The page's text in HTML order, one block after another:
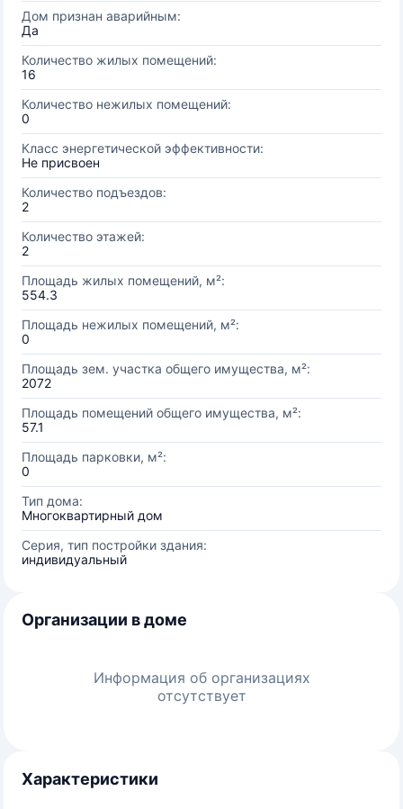
Дом признан аварийным:
Да
Количество жилых помещений:
16
Количество нежилых помещений:
0
Класс энергетической эффективности:
Не присвоен
Количество подъездов:
2
Количество этажей:
2
Площадь жилых помещений, м²:
554.3
Площадь нежилых помещений, м²:
0
Площадь зем. участка общего имущества, м²:
2072
Площадь помещений общего имущества, м²:
57.1
Площадь парковки, м²:
0
Тип дома:
Многоквартирный дом
Серия, тип постройки здания:
индивидуальный
Организации в доме
Информация об организациях
отсутствует
Характеристики